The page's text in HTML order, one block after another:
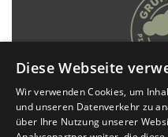
Diese Webseite
Wir verwenden Cookies, um
und unseren Datenverkehr zu
über Ihre Nutzung unserer